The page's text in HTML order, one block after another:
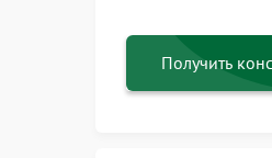
Получить